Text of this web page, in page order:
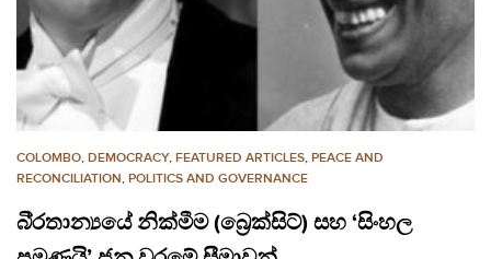
COLOMBO, DEMOCRACY, FEATURED ARTICLES, PEACE AND
RECONCILIATION, POLITICS AND GOVERNANCE
බි‍්‍රතාන්‍යයේ නික්මීම (බ්‍රෙක්සිට්) සහ ‘සිංහල